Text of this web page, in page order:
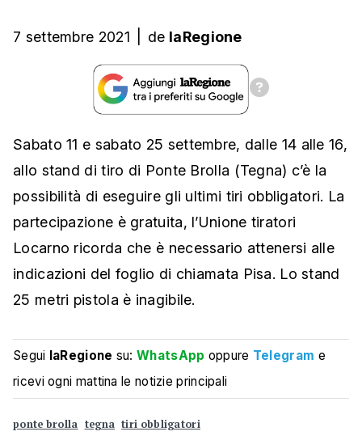
7 settembre 2021 de laRegione
Sabato 11 e sabato 25 settembre, dalle 14 alle 16,
allo stand di tiro di Ponte Brolla (Tegna) c’è la
possibilità di eseguire gli ultimi tiri obbligatori. La
partecipazione è gratuita, l’Unione tiratori
Locarno ricorda che è necessario attenersi alle
indicazioni del foglio di chiamata Pisa. Lo stand
25 metri pistola è inagibile.
Segui laRegione su:WhatsApp oppure Telegram e
ricevi ogni mattina le notizie principali
ponte brolla tegna tiri obbligatori